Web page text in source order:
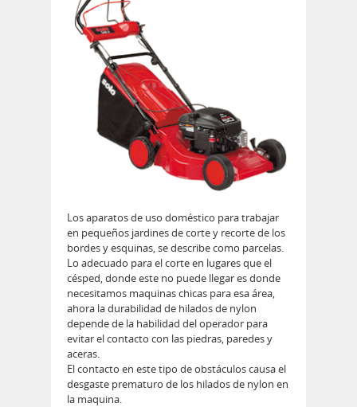
Los aparatos de uso doméstico para trabajar
en pequeños jardines de corte y recorte de los
bordes y esquinas, se describe como parcelas.
Lo adecuado para el corte en lugares que el
césped, donde este no puede llegar es donde
necesitamos maquinas chicas para esa área,
ahora la durabilidad de hilados de nylon
depende de la habilidad del operador para
evitar el contacto con las piedras, paredes y
aceras.
El contacto en este tipo de obstáculos causa el
desgaste prematuro de los hilados de nylon en
la maquina.